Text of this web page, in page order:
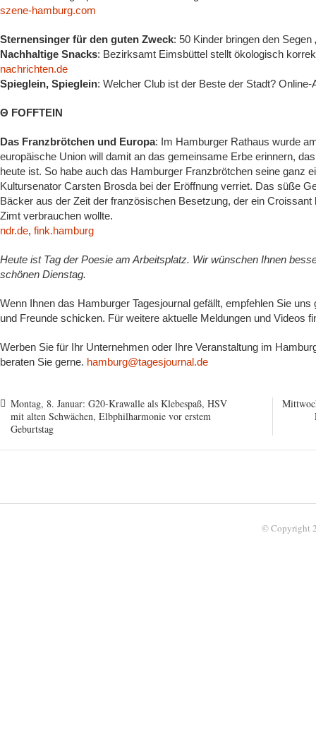
szene-hamburg.com
Sternensinger für den guten Zweck: 50 Kinder bringen den
Nachhaltige Snacks: Bezirksamt Eimsbüttel stellt ökologisch
nachrichten.de
Spieglein, Spieglein: Welcher Club ist der Beste der Stadt?
Θ FOFFTEIN
Das Franzbrötchen und Europa: Im Hamburger Rathaus wurde
europäische Union will damit an das gemeinsame Erbe erinnern,
heute ist. So habe auch das Hamburger Franzbrötchen seine ganz
Kultursenator Carsten Brosda bei der Eröffnung verriet. Das süße
Bäcker aus der Zeit der französischen Besetzung, der ein
Zimt verbrauchen wollte.
ndr.de, fink.hamburg
Heute ist Tag der Poesie am Arbeitsplatz. Wir wünschen Ihnen
schönen Dienstag.
Wenn Ihnen das Hamburger Tagesjournal gefällt, empfehlen Sie
und Freunde schicken. Für weitere aktuelle Meldungen und Videos
Werben Sie für Ihr Unternehmen oder Ihre Veranstaltung im
beraten Sie gerne. hamburg@tagesjournal.de
Montag, 8. Januar: G20-Krawalle als Klebespaß, HSV
mit alten Schwächen, Elbphilharmonie vor erstem
Geburtstag
© Copyright